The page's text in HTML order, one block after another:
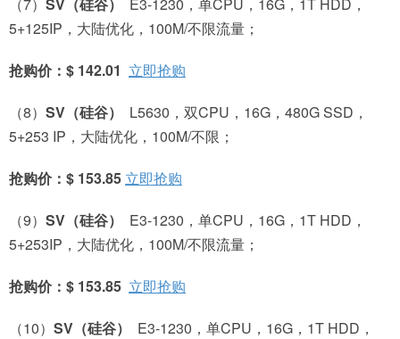
5+125IP，大陆优化，100M/不限流量；
抢购价：$ 142.01 立即抢购
（8） SV （硅谷）
L5630，双CPU，16G，480G SSD，
5+253 IP，大陆优化，100M/不限；
抢购价：$ 153.85 立即抢购
（9） SV （硅谷）
E3-1230，单CPU，16G，1T HDD，
5+253IP，大陆优化，100M/不限流量；
抢购价：$ 153.85 立即抢购
（10） SV （硅谷）
E3-1230，单CPU，16G，1T HDD，